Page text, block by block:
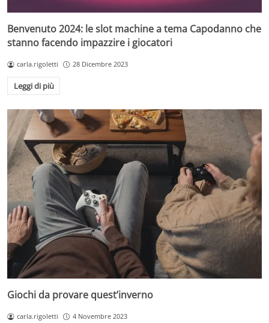
Benvenuto 2024: le slot machine a tema Capodanno che
stanno facendo impazzire i giocatori
carla.rigoletti 28 Dicembre 2023
Leggi di più
Giochi da provare quest’inverno
carla.rigoletti 4 Novembre 2023